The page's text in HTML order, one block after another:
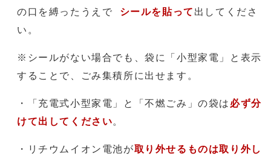
の口を縛ったうえで シールを貼って 出してくださ
い。
※シールがない場合でも、袋に「小型家電」と表示
することで、ごみ集積所に出せます。
・「充電式小型家電」と「不燃ごみ」の袋は 必ず分
けて出してください。
・リチウムイオン電池が取り外せるものは取り外し